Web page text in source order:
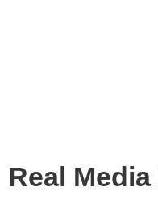
Real Media